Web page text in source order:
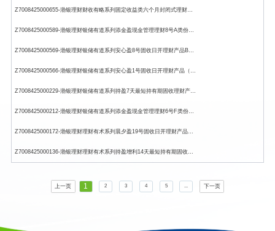
上一页 1 2 3 4 5 ... 下一页